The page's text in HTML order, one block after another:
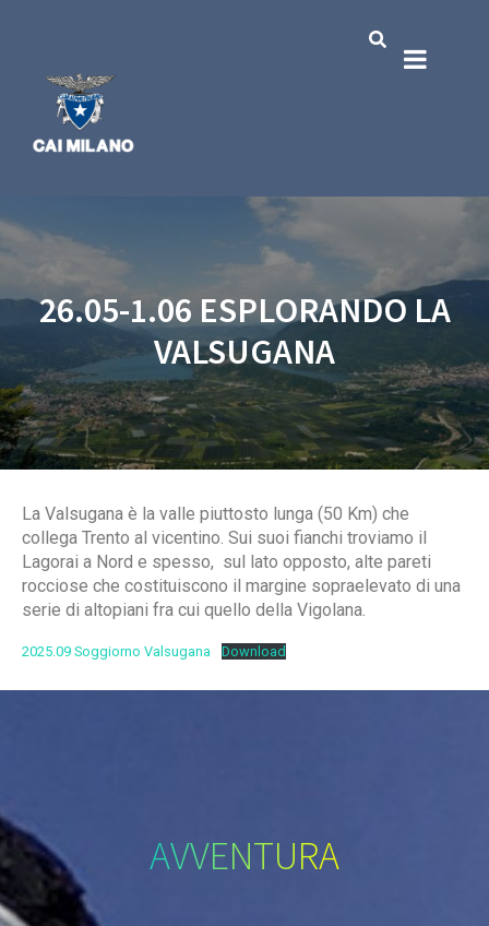
26.05-1.06 ESPLORANDO LA
VALSUGANA
La Valsugana è la valle piuttosto lunga (50 Km) che
collega Trento al vicentino. Sui suoi fianchi troviamo il
Lagorai a Nord e spesso, sul lato opposto, alte pareti
rocciose che costituiscono il margine sopraelevato di una
serie di altopiani fra cui quello della Vigolana.
2025.09 Soggiorno Valsugana Download
AVVENTURA